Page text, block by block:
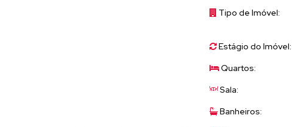
Tipo de Imóvel:
Estágio do Imóvel:
Quartos:
Sala:
Banheiros: